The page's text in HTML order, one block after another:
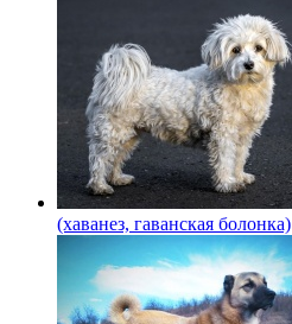
(хаванез, гаванская болонка)